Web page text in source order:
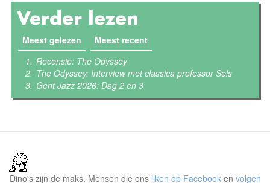
Verder lezen
Meest gelezen (actieve tabblad)
Meest recent
Recensie: The Odyssey
The Odyssey: Interview met classica professor Sels
Gent Jazz 2026: Dag 2 en 3
Dino's zijn de maks. Mensen die ons liken op Facebook en volgen